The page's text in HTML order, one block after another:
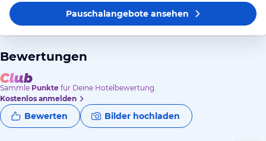
Pauschalangeboteansehen
Bewertungen
Sammle Punkte für Deine Hotelbewertung.
Kostenlos anmelden
Bewerten Bilder hochladen